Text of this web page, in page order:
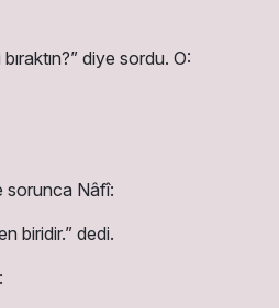
diye sordu. O:
sorunca Nâfî:
biridir.” dedi.